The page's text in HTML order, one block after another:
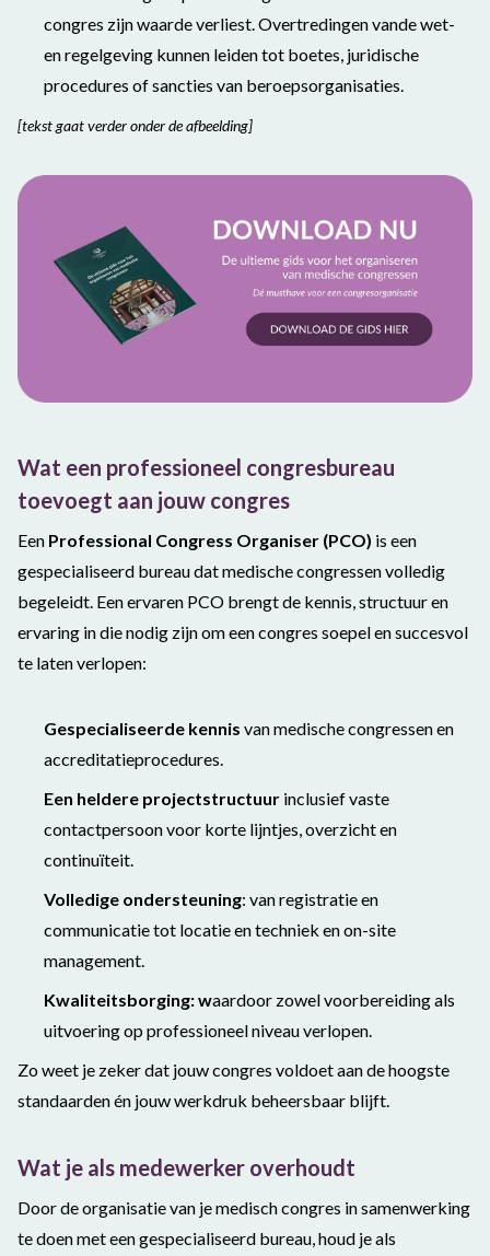
congres zijn waarde verliest. Overtredingen vande wet-
en regelgeving kunnen leiden tot boetes, juridische
procedures of sancties van beroepsorganisaties.
[tekst gaat verder onder de afbeelding]
Wat een professioneel congresbureau
toevoegt aan jouw congres
Een Professional Congress Organiser (PCO) is een
gespecialiseerd bureau dat medische congressen volledig
begeleidt. Een ervaren PCO brengt de kennis, structuur en
ervaring in die nodig zijn om een congres soepel en succesvol
te laten verlopen:
Gespecialiseerde kennis van medische congressen en
accreditatieprocedures.
Een heldere projectstructuur inclusief vaste
contactpersoon voor korte lijntjes, overzicht en
continuïteit.
Volledige ondersteuning: van registratie en
communicatie tot locatie en techniek en on-site
management.
Kwaliteitsborging: waardoor zowel voorbereiding als
uitvoering op professioneel niveau verlopen.
Zo weet je zeker dat jouw congres voldoet aan de hoogste
standaarden én jouw werkdruk beheersbaar blijft.
Wat je als medewerker overhoudt
Door de organisatie van je medisch congres in samenwerking
te doen met een gespecialiseerd bureau, houd je als